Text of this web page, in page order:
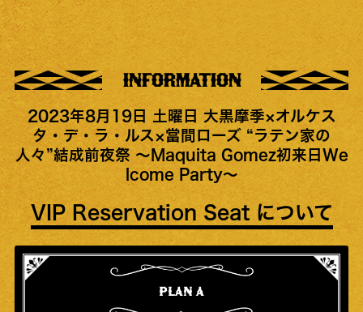
INFORMATION
2023年8月19日 土曜日 大黒摩季×オルケス
タ・デ・ラ・ルス×當間ローズ “ラテン家の
人々”結成前夜祭 〜Maquita Gomez初来日We
lcome Party〜
VIP Reservation Seat について
PLAN A